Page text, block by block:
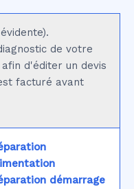
de votre
d'éditer un devis
facturé avant
démarrage